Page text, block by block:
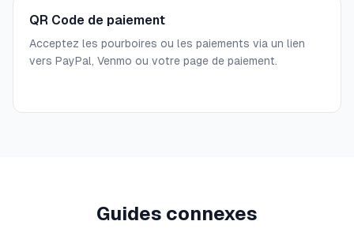
QR Code de paiement
Acceptez les pourboires ou les paiements via un lien
vers PayPal, Venmo ou votre page de paiement.
Guides connexes